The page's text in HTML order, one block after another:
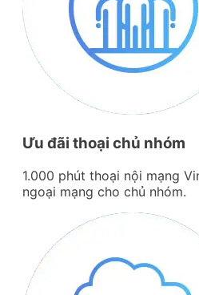
Ưu đãi thoại chủ nhóm
1.000 phút thoại nội mạng
ngoại mạng cho chủ nhóm.